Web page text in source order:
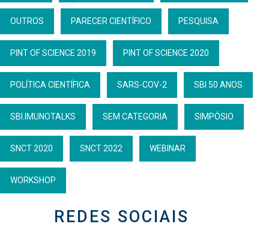
OUTROS PARECER CIENTÍFICO PESQUISA
PINT OF SCIENCE 2019 PINT OF SCIENCE 2020
POLÍTICA CIENTÍFICA SARS-COV-2 SBI 50 ANOS
SBI.IMUNOTALKS SEM CATEGORIA SIMPÓSIO
SNCT 2020 SNCT 2022 WEBINAR
WORKSHOP
REDES SOCIAIS